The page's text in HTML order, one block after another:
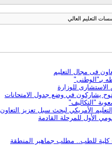
التعليم العالي
فى مجال التعليم
بـ"الوطنى"
للوزارة
يشاركون في وضع جدول الامتحانات
"التكاليف"
الأمريكي لبحث سبل تعزيز التعاون
الأول للمرحلة القادمة
للطب.. مطلب جماهير المنطقة